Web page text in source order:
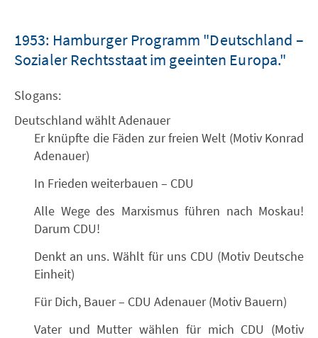
1953: Hamburger Programm "Deutschland –
Sozialer Rechtsstaat im geeinten Europa."
Slogans:
Deutschland wählt Adenauer
Er knüpfte die Fäden zur freien Welt (Motiv Konrad
Adenauer)
In Frieden weiterbauen – CDU
Alle Wege des Marxismus führen nach Moskau!
Darum CDU!
Denkt an uns. Wählt für uns CDU (Motiv Deutsche
Einheit)
Für Dich, Bauer – CDU Adenauer (Motiv Bauern)
Vater und Mutter wählen für mich CDU (Motiv